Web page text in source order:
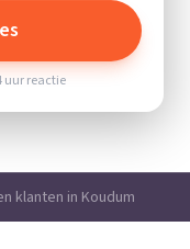
uur reactie
klanten in Koudum